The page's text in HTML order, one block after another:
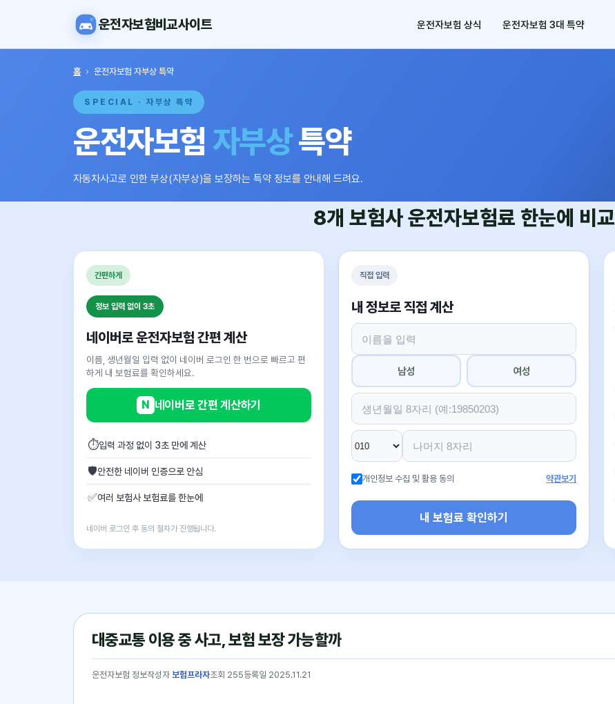
운전자보험비교사이트 운전자보험 상식 운전자보험 3대 특약
홈 › 운전자보험 자부상 특약
SPECIAL · 자부상 특약
운전자보험 자부상특약
자동차사고로 인한 부상(자부상)을 보장하는 특약 정보를 안내해 드려요.
8개 보험사운전자보험료 한눈에 비교
간편하게
정보 입력 없이 3초
네이버로 운전자보험 간편 계산
이름, 생년월일 입력 없이 네이버 로그인 한 번으로 빠르고 편
하게 내 보험료를 확인하세요.
N 네이버로 간편 계산하기
⏱입력 과정 없이 3초 만에 계산
🛡안전한 네이버 인증으로 안심
✅여러 보험사 보험료를 한눈에
네이버 로그인 후 동의 절차가 진행됩니다.
직접 입력
내 정보로 직접 계산
남성 여성
개인정보 수집 및 활용 동의 약관보기
내 보험료 확인하기
대중교통 이용 중 사고, 보험 보장 가능할까
운전자보험 정보작성자 보험프라자조회 255등록일 2025.11.21